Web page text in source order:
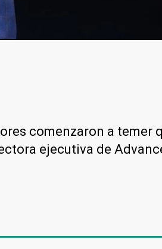
comenzaron a temer
ejecutiva de